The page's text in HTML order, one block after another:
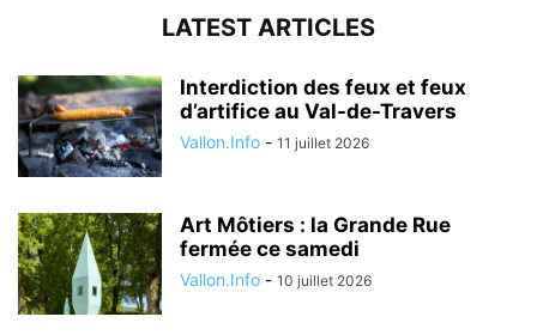
LATEST ARTICLES
Interdiction des feux et feux
d’artifice au Val-de-Travers
Vallon.Info - 11 juillet 2026
Art Môtiers : la Grande Rue
fermée ce samedi
Vallon.Info - 10 juillet 2026